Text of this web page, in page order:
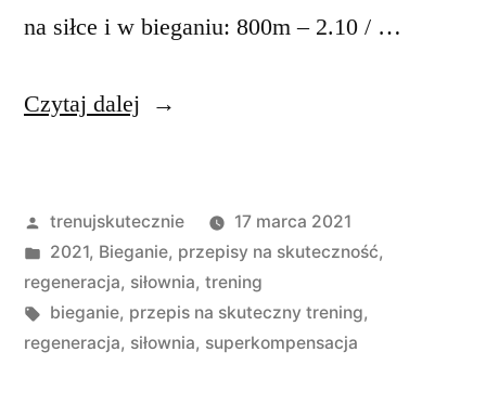
na siłce i w bieganiu: 800m – 2.10 / …
Czytaj dalej „Trenuj
–
systematyczność,
dyscyplina
i
Opublikowane
przez
trenujskutecznie
17 marca 2021
Opublikowano
w
2021, Bieganie, przepisy na skuteczność,
regeneracja, siłownia, trening
Tagi:
bieganie, przepis na skuteczny trening,
regeneracja, siłownia, superkompensacja